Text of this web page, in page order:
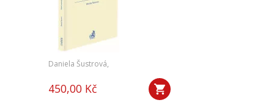
Daniela Šustrová,
450,00 Kč